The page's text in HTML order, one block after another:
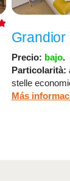
Grandior
Precio: bajo.
Particolarità:
stelle
Más